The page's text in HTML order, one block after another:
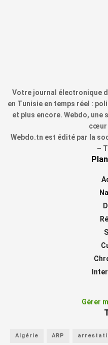
Votre journal électronique
en Tunisie en temps réel :
et plus encore. Webdo, une
cœur
Webdo.tn est édité par la
–
Gérer
Algérie ARP